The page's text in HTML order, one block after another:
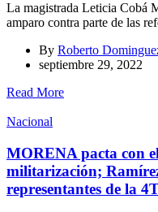
La magistrada Leticia Cobá
amparo contra parte de las
By Roberto
septiembre 29, 2022
Read More
Nacional
MORENA pacta con
militarización;
representantes de la